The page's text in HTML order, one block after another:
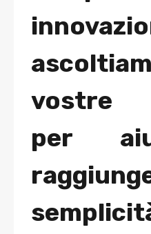
vostre
per